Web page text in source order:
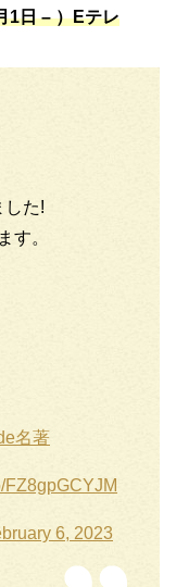
1日 – ）Eテレ
した!
す。
名著
FZ8gpGCYJM
6, 2023